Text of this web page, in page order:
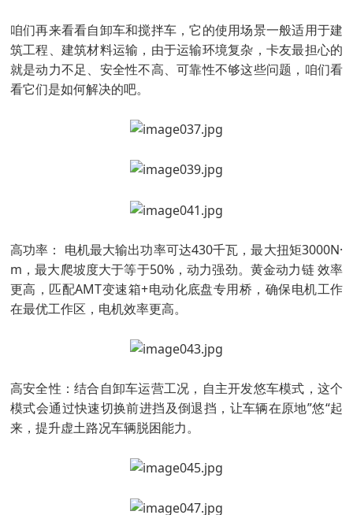
咱们再来看看自卸车和搅拌车，它的使用场景一般适用于建
筑工程、建筑材料运输，由于运输环境复杂，卡友最担心的
就是动力不足、安全性不高、可靠性不够这些问题，咱们看
看它们是如何解决的吧。
高功率： 电机最大输出功率可达430千瓦，最大扭矩3000N·
m，最大爬坡度大于等于50%，动力强劲。黄金动力链 效率
更高，匹配AMT变速箱+电动化底盘专用桥，确保电机工作
在最优工作区，电机效率更高。
高安全性：结合自卸车运营工况，自主开发悠车模式，这个
模式会通过快速切换前进挡及倒退挡，让车辆在原地”悠“起
来，提升虚土路况车辆脱困能力。